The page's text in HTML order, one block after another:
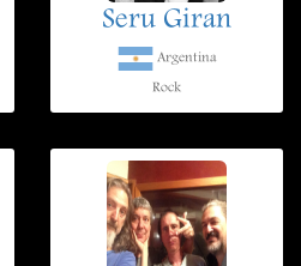
Seru Giran
Argentina
Rock